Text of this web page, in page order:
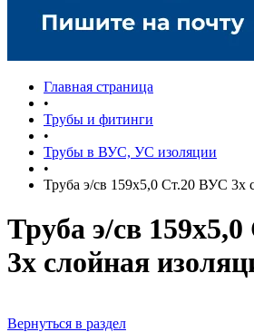
Главная страница
•
Трубы и фитинги
•
Трубы в ВУС, УС изоляции
•
Труба э/св 159х5,0 Ст.20 ВУС 3х
Труба э/св
3х слойная
Вернуться в раздел